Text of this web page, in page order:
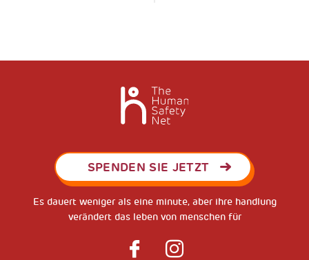
SPENDEN SIE JETZT
Es dauert weniger als eine minute, aber ihre handlung
verändert das leben von menschen für